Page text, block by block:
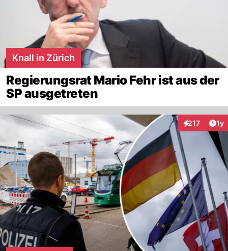
Knall in Zürich
Regierungsrat Mario Fehr ist aus der
SP ausgetreten
217
Interaktionen
1y